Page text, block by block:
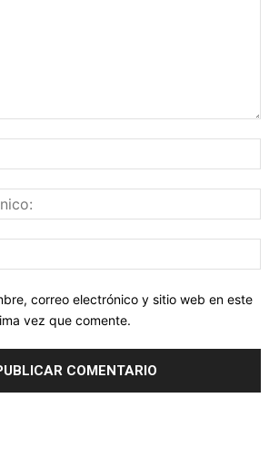
correo electrónico y sitio web en este
vez que comente.